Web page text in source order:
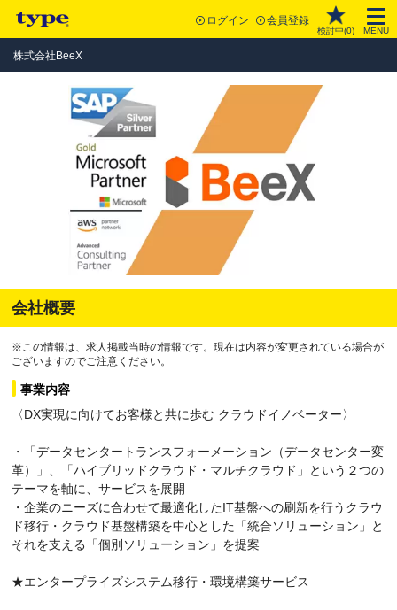
ログイン 会員登録
検討中(0) MENU
株式会社BeeX
会社概要
※この情報は、求人掲載当時の情報です。現在は内容が変更されている場合が
ございますのでご注意ください。
事業内容
〈DX実現に向けてお客様と共に歩む クラウドイノベーター〉
・「データセンタートランスフォーメーション（データセンター変
革）」、「ハイブリッドクラウド・マルチクラウド」という２つの
テーマを軸に、サービスを展開
・企業のニーズに合わせて最適化したIT基盤への刷新を行うクラウ
ド移行・クラウド基盤構築を中心とした「統合ソリューション」と
それを支える「個別ソリューション」を提案
★エンタープライズシステム移行・環境構築サービス